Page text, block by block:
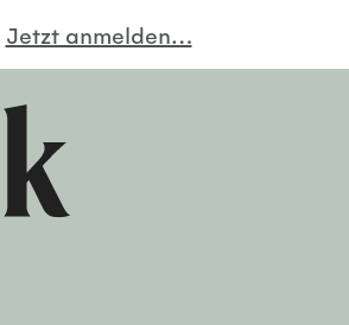
Jetzt anmelden…